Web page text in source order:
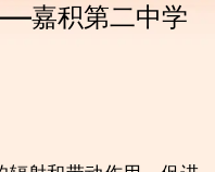
嘉积第二中学